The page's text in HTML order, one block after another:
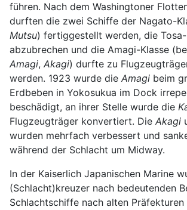
führen. Nach dem Washingtoner
durften die zwei Schiffe der Nagato-
Mutsu) fertiggestellt werden, die
abzubrechen und die Amagi-Klasse
Amagi, Akagi) durfte zu
werden. 1923 wurde die Amagi beim
Erdbeben in Yokosukua im Dock
beschädigt, an ihrer Stelle wurde die
Flugzeugträger konvertiert. Die Akagi
wurden mehrfach verbessert und
während der Schlacht um Midway.
In der Kaiserlich Japanischen Marine
(Schlacht)kreuzer nach bedeutenden
Schlachtschiffe nach alten Präfekturen